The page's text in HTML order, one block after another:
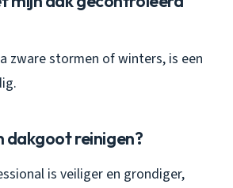
zware stormen of winters, is een
dakgoot reinigen?
is veiliger en grondiger,